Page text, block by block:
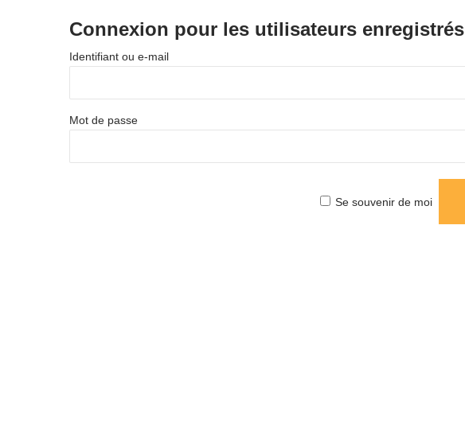
Connexion pour les utilisateurs enregistrés
Identifiant ou e-mail
Mot de passe
Se souvenir de moi